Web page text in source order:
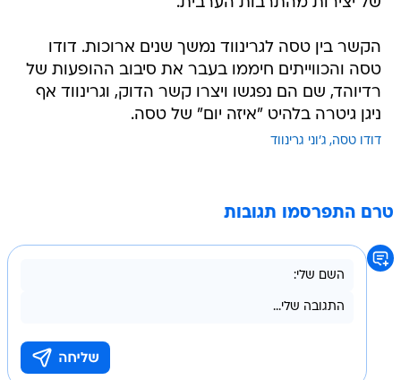
הקשר בין טסה לגרינווד נמשך שנים ארוכות. דודו
טסה והכווייתים חיממו בעבר את סיבוב ההופעות של
רדיוהד, שם הם נפגשו ויצרו קשר הדוק, וגרינווד אף
ניגן גיטרה בלהיט "איזה יום" של טסה.
דודו טסה ג'וני גרינווד
טרם התפרסמו תגובות